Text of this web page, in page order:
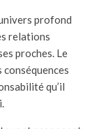
profond
relations
proches. Le
qu’il